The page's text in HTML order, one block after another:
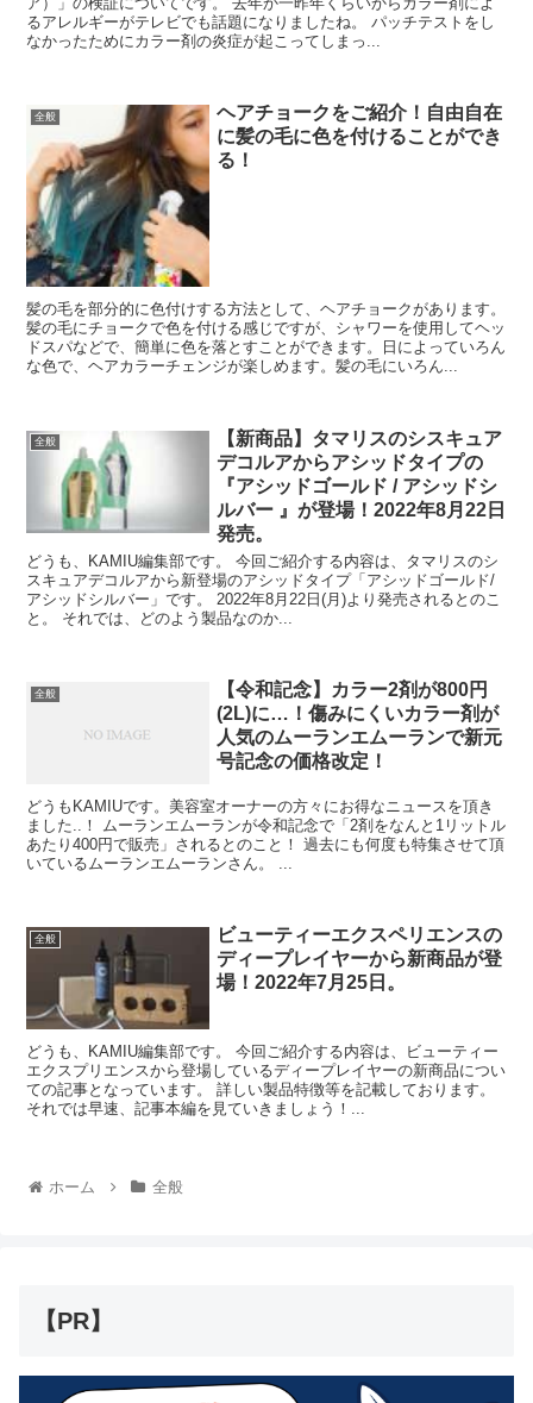
るアレルギーがテレビでも話題になりましたね。 パッチテストをし
なかったためにカラー剤の炎症が起こってしまっ...
全般
ヘアチョークをご紹介！自由自在
に髪の毛に色を付けることができ
る！
髪の毛を部分的に色付けする方法として、ヘアチョークがあります。
髪の毛にチョークで色を付ける感じですが、シャワーを使用してヘッ
ドスパなどで、簡単に色を落とすことができます。日によっていろん
な色で、ヘアカラーチェンジが楽しめます。髪の毛にいろん...
全般
【新商品】タマリスのシスキュア
デコルアからアシッドタイプの
『アシッドゴールド / アシッドシ
ルバー 』が登場！2022年8月22日
発売。
どうも、KAMIU編集部です。 今回ご紹介する内容は、タマリスのシ
スキュアデコルアから新登場のアシッドタイプ「アシッドゴールド/
アシッドシルバー」です。 2022年8月22日(月)より発売されるとのこ
と。 それでは、どのよう製品なのか...
全般
【令和記念】カラー2剤が800円
(2L)に…！傷みにくいカラー剤が
人気のムーランエムーランで新元
号記念の価格改定！
どうもKAMIUです。美容室オーナーの方々にお得なニュースを頂き
ました..！ ムーランエムーランが令和記念で「2剤をなんと1リットル
あたり400円で販売」されるとのこと！ 過去にも何度も特集させて頂
いているムーランエムーランさん。 ...
全般
ビューティーエクスペリエンスの
ディープレイヤーから新商品が登
場！2022年7月25日。
どうも、KAMIU編集部です。 今回ご紹介する内容は、ビューティー
エクスプリエンスから登場しているディープレイヤーの新商品につい
ての記事となっています。 詳しい製品特徴等を記載しております。
それでは早速、記事本編を見ていきましょう！...
ホーム 全般
【PR】